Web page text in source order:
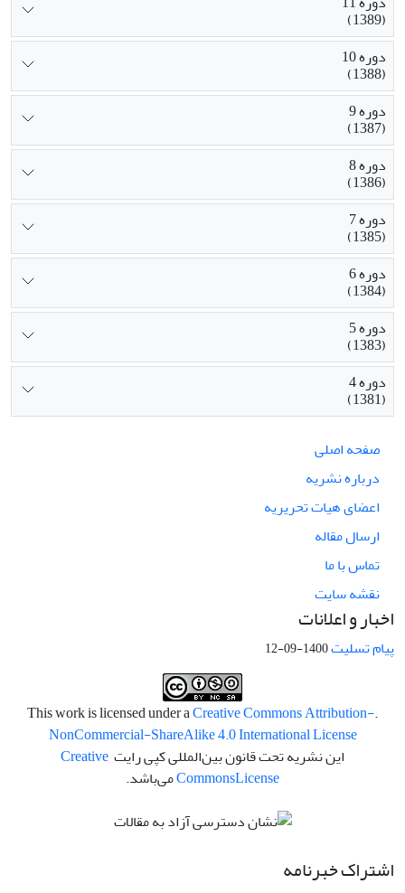
(1389)
دوره 10
(1388)
دوره 9
(1387)
دوره 8
(1386)
دوره 7
(1385)
دوره 6
(1384)
دوره 5
(1383)
دوره 4
(1381)
صفحه اصلی
درباره نشریه
اعضای هیات تحریریه
ارسال مقاله
تماس با ما
نقشه سایت
اخبار و اعلانات
پیام تسلیت1400-09-12
.This work is licensed under a
Creative Commons Attribution-
NonCommercial-ShareAlike 4.0 International License
این نشریه تحت قانون بین‌المللی کپی رایت Creative
CommonsLicense می‌باشد.
اشتراک خبرنامه